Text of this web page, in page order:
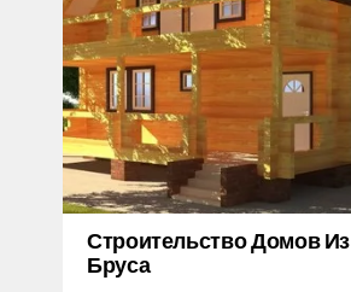
Строительство Домов Из
Бруса